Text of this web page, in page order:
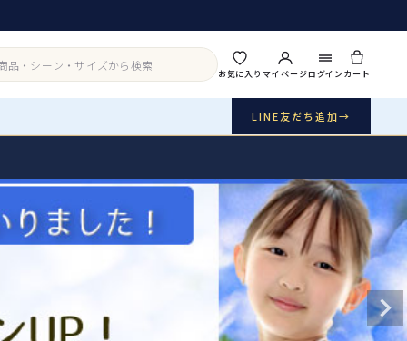
お気に入りマイページログインカート
LINE友だち追加→
Buy & Support ご購入・サポート
08 送料・お支払い